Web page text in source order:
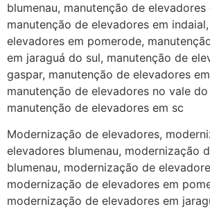
blumenau, manutenção de elevadores
manutenção de elevadores em
elevadores em pomerode,
em jaraguá do sul, manutenção de
gaspar, manutenção de elevadores
manutenção de elevadores no vale do
manutenção de elevadores em sc
Modernização de elevadores,
elevadores blumenau, modernização
blumenau, modernização de
modernização de elevadores em
modernização de elevadores em